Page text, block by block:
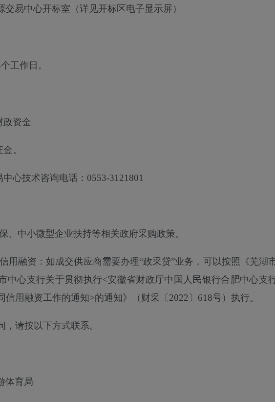
易中心开标室（详见开标区电子显示屏）
个工作日。
政资金
金。
心技术咨询电话：0553-3121801
、中小微型企业扶持等相关政府采购政策。
用融资：如成交供应商需要办理“政采贷”业务， 可以按照《芜湖
中心支行关于贯彻执行<安徽省财政厅中国人民银行合肥中心支
信用融资工作的通知>的通知》（财采〔2022〕618号）执行。
请按以下方式联系。
体育局